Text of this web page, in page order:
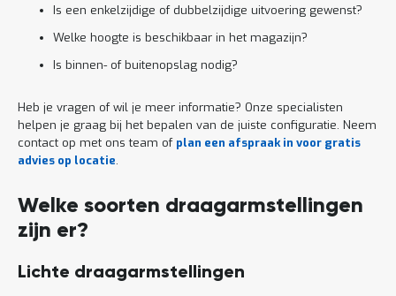
Is een enkelzijdige of dubbelzijdige uitvoering gewenst?
Welke hoogte is beschikbaar in het magazijn?
Is binnen- of buitenopslag nodig?
Heb je vragen of wil je meer informatie? Onze specialisten
helpen je graag bij het bepalen van de juiste configuratie. Neem
contact op met ons team of plan een afspraak in voor gratis
advies op locatie.
Welke soorten draagarmstellingen
zijn er?
Lichte draagarmstellingen